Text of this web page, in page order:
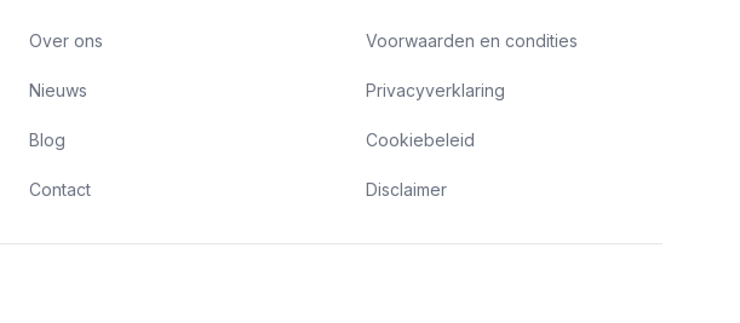
Over ons
Nieuws
Blog
Contact
Voorwaarden en condities
Privacyverklaring
Cookiebeleid
Disclaimer